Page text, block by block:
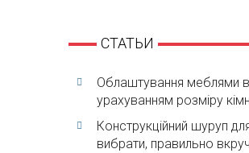
СТАТЬИ
Облаштування меблями
урахуванням розміру
Конструкційний шуруп
вибрати, правильно